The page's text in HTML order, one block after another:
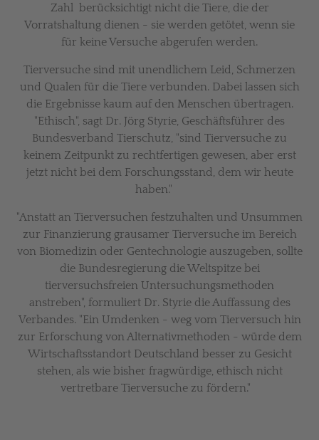
Zahl berücksichtigt nicht die Tiere, die der
Vorratshaltung dienen - sie werden getötet, wenn sie
für keine Versuche abgerufen werden.
Tierversuche sind mit unendlichem Leid, Schmerzen
und Qualen für die Tiere verbunden. Dabei lassen sich
die Ergebnisse kaum auf den Menschen übertragen.
"Ethisch", sagt Dr. Jörg Styrie, Geschäftsführer des
Bundesverband Tierschutz, "sind Tierversuche zu
keinem Zeitpunkt zu rechtfertigen gewesen, aber erst
jetzt nicht bei dem Forschungsstand, dem wir heute
haben."
"Anstatt an Tierversuchen festzuhalten und Unsummen
zur Finanzierung grausamer Tierversuche im Bereich
von Biomedizin oder Gentechnologie auszugeben, sollte
die Bundesregierung die Weltspitze bei
tierversuchsfreien Untersuchungsmethoden
anstreben", formuliert Dr. Styrie die Auffassung des
Verbandes. "Ein Umdenken - weg vom Tierversuch hin
zur Erforschung von Alternativmethoden - würde dem
Wirtschaftsstandort Deutschland besser zu Gesicht
stehen, als wie bisher fragwürdige, ethisch nicht
vertretbare Tierversuche zu fördern."